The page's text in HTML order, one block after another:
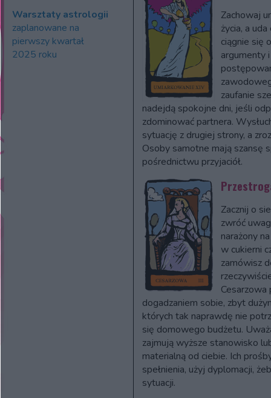
Warsztaty astrologii
zaplanowane na
pierwszy kwartał
2025 roku
Zachowaj
życia, a
ciągnie się
argumenty
zaufanie
nadejdą spokojne dni, jeśli
zdominować partnera.
sytuację z drugiej strony, a
Osoby samotne mają szansę
pośrednictwu przyjaciół.
Zacznij o
zwróć
narażony
w cukierni
zamówisz
dogadzaniem sobie, zbyt
których tak naprawdę nie
się domowego budżetu.
zajmują wyższe stanowisko
materialną od ciebie. Ich
spełnienia, użyj dyplomacji,
sytuacji.